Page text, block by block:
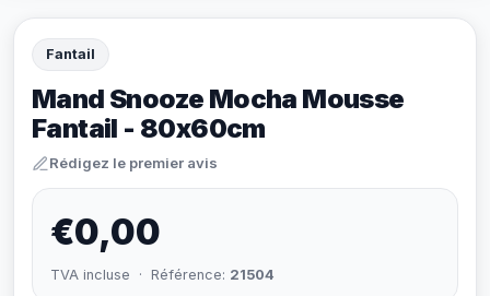
Fantail
Mand Snooze Mocha Mousse
Fantail - 80x60cm
Rédigez le premier avis
€0,00
TVA incluse · Référence: 21504